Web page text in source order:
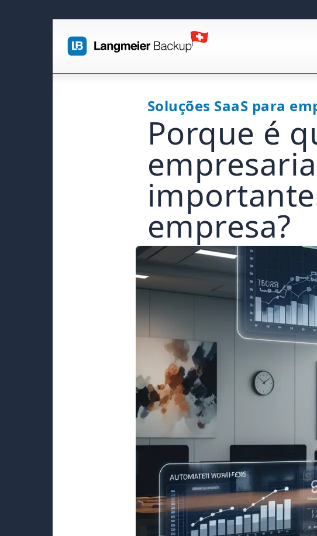
Soluções SaaS para
Porque é
empresa?